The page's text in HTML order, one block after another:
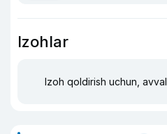
Izohlar
Izoh qoldirish uchun, avval